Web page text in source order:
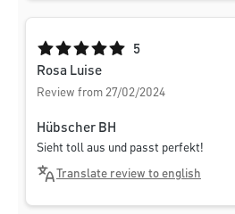
Average rating of 5 out of 5 stars
5
Rosa Luise
Review from 27/02/2024
Hübscher BH
Sieht toll aus und passt perfekt!
Translate review to english